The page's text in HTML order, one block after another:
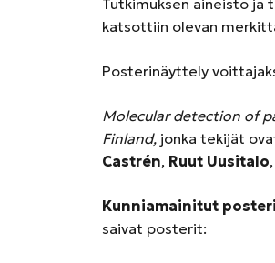
Tutkimuksen aineisto ja
katsottiin olevan
Posterinäyttely
Molecular detection of
Finland, jonka tekijät
Castrén, Ruut Uusitalo,
Kunniamainitut
saivat posterit: